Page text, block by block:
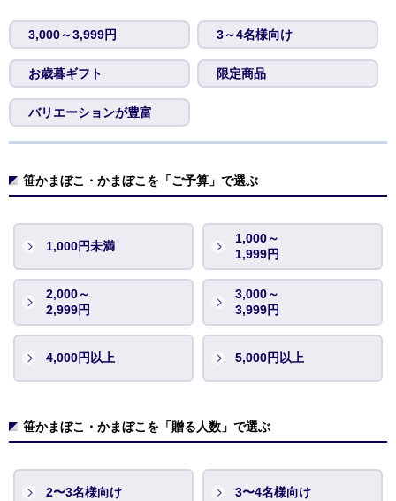
3,000～3,999円 3～4名様向け
お歳暮ギフト 限定商品
バリエーションが豊富
笹かまぼこ・かまぼこを「ご予算」で選ぶ
1,000円未満
1,000～
1,999円
2,000～
2,999円
3,000～
3,999円
4,000円以上 5,000円以上
笹かまぼこ・かまぼこを「贈る人数」で選ぶ
2〜3名様向け 3〜4名様向け